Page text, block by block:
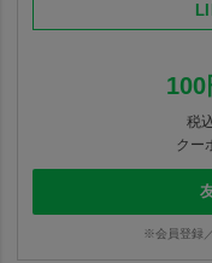
税
クー
※会員登録